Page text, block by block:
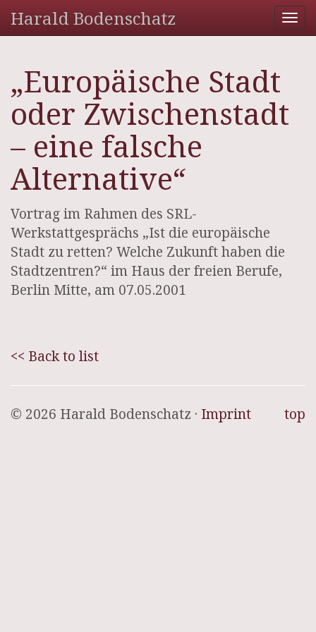
Harald Bodenschatz
„Europäische Stadt
oder Zwischenstadt
– eine falsche
Alternative“
Vortrag im Rahmen des SRL-
Werkstattgesprächs „Ist die europäische
Stadt zu retten? Welche Zukunft haben die
Stadtzentren?“ im Haus der freien Berufe,
Berlin Mitte, am 07.05.2001
<< Back to list
top
© 2026 Harald Bodenschatz · Imprint